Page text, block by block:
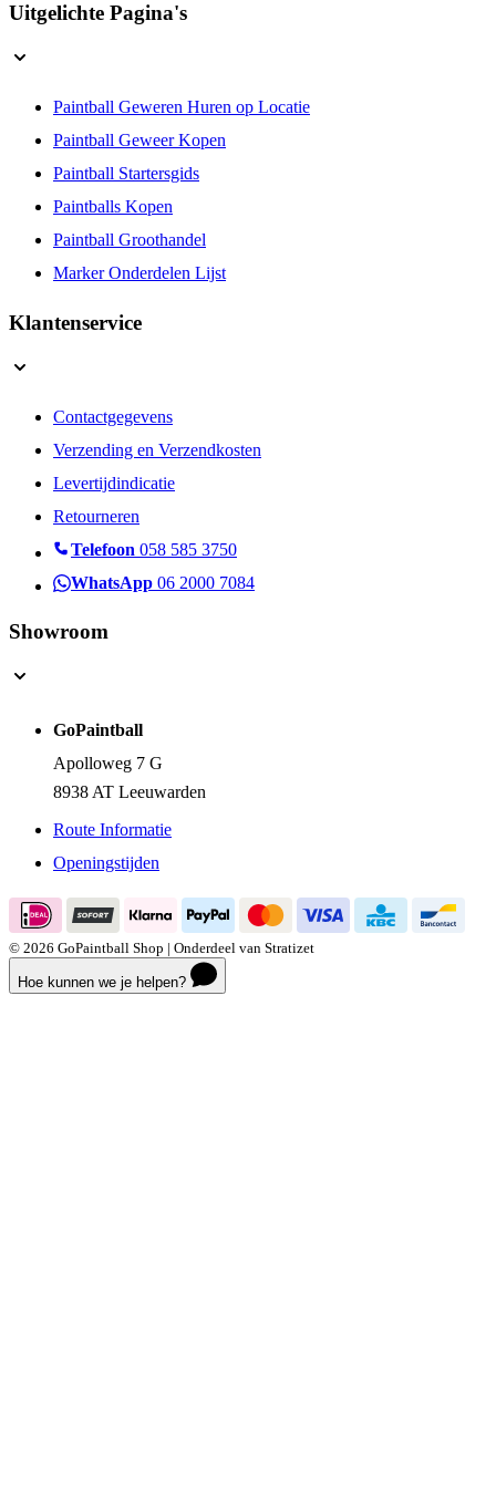
Uitgelichte Pagina's
Paintball Geweren Huren op Locatie
Paintball Geweer Kopen
Paintball Startersgids
Paintballs Kopen
Paintball Groothandel
Marker Onderdelen Lijst
Klantenservice
Contactgegevens
Verzending en Verzendkosten
Levertijdindicatie
Retourneren
Telefoon 058 585 3750
WhatsApp 06 2000 7084
Showroom
GoPaintball
Apolloweg 7 G
8938 AT Leeuwarden
Route Informatie
Openingstijden
© 2026 GoPaintball Shop | Onderdeel van Stratizet
Hoe kunnen we je helpen?